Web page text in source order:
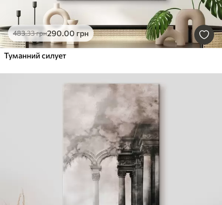
483.33грн290.00 грн
Туманний силует